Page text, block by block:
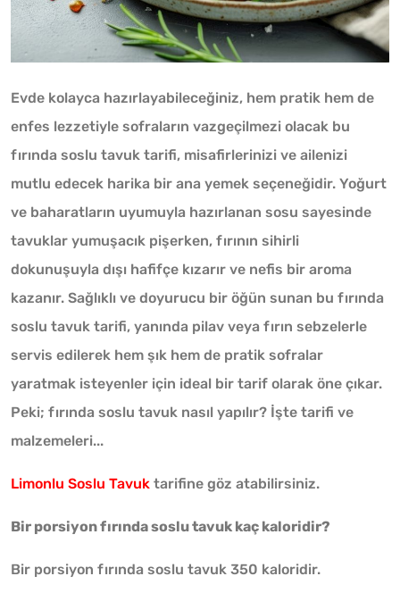
Evde kolayca hazırlayabileceğiniz, hem pratik hem de
enfes lezzetiyle sofraların vazgeçilmezi olacak bu
fırında soslu tavuk tarifi, misafirlerinizi ve ailenizi
mutlu edecek harika bir ana yemek seçeneğidir. Yoğurt
ve baharatların uyumuyla hazırlanan sosu sayesinde
tavuklar yumuşacık pişerken, fırının sihirli
dokunuşuyla dışı hafifçe kızarır ve nefis bir aroma
kazanır. Sağlıklı ve doyurucu bir öğün sunan bu fırında
soslu tavuk tarifi, yanında pilav veya fırın sebzelerle
servis edilerek hem şık hem de pratik sofralar
yaratmak isteyenler için ideal bir tarif olarak öne çıkar.
Peki; fırında soslu tavuk nasıl yapılır? İşte tarifi ve
malzemeleri...
Limonlu Soslu Tavuk tarifine göz atabilirsiniz.
Bir porsiyon fırında soslu tavuk kaç kaloridir?
Bir porsiyon fırında soslu tavuk 350 kaloridir.